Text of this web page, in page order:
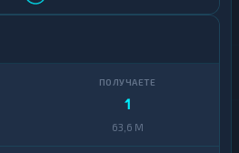
1
63,6 M